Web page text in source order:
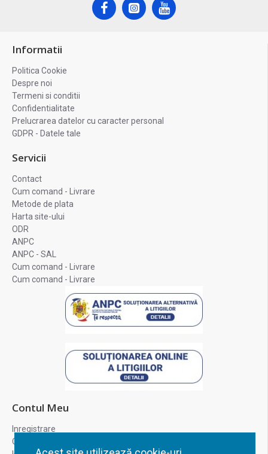
Informatii
Politica Cookie
Despre noi
Termeni si conditii
Confidentialitate
Prelucrarea datelor cu caracter personal
GDPR - Datele tale
Servicii
Contact
Cum comand - Livrare
Metode de plata
Harta site-ului
ODR
ANPC
ANPC - SAL
Cum comand - Livrare
Cum comand - Livrare
Contul Meu
Inregistrare
Contul meu